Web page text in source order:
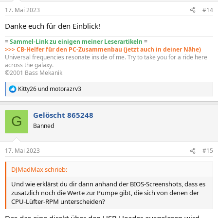
e
:
17. Mai 2023 #14
Danke euch für den Einblick!
=Sammel-Link zu einigen meiner Leserartikeln =
>>> CB-Helfer für den PC-Zusammenbau (jetzt auch in deiner Nähe)
Universal frequencies resonate inside of me. Try to take you for a ride here
across the galaxy.
©2001 Bass Mekanik
R
e
e
n
Kitty26 und motorazrv3
G Gelöscht 865248
Banned
17. Mai 2023 #15
DJMadMax schrieb:
Und wie erklärst du dir dann anhand der BIOS-Screenshots, dass es
zusätzlich noch die Werte zur Pumpe gibt, die sich von denen der
CPU-Lüfter-RPM unterscheiden?